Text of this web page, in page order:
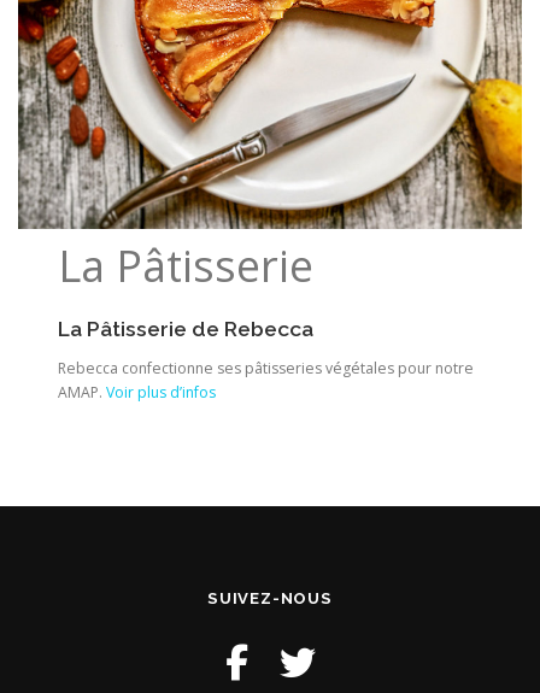
La Pâtisserie
La Pâtisserie de Rebecca
Rebecca confectionne ses pâtisseries végétales pour notre
AMAP.Voir plus d’infos
SUIVEZ-NOUS